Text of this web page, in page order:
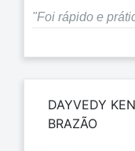
"Foi rápido e
DAYVEDY
BRAZÃO